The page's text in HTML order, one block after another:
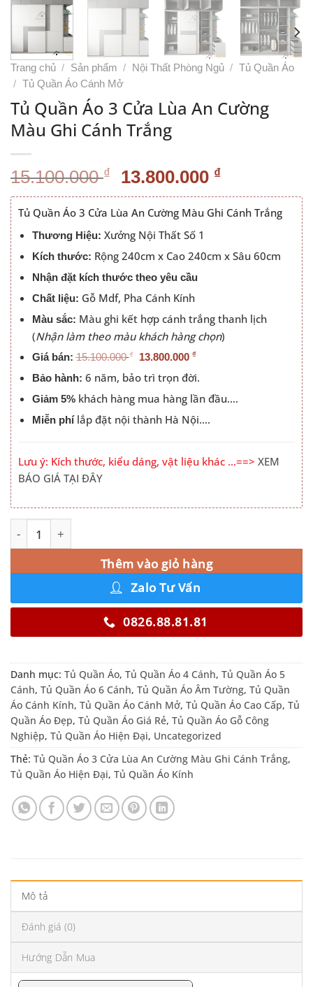
Trang chủ / Sản phẩm / Nội Thất Phòng Ngủ / Tủ Quần Áo
/ Tủ Quần Áo Cánh Mở
Tủ Quần Áo 3 Cửa Lùa An Cường
Màu Ghi Cánh Trắng
15.100.000₫ Giá
gốc
là:
15.100.000 ₫.
13.800.000 ₫Giá
hiện
tại
Tủ Quần Áo 3 Cửa Lùa An Cường Màu Ghi Cánh Trắng
Thương Hiệu: Xưởng Nội Thất Số 1
Kích thước: Rộng 240cm x Cao 240cm x Sâu 60cm
Nhận đặt kích thước theo yêu cầu
Chất liệu: Gỗ Mdf, Pha Cánh Kính
Màu sắc: Màu ghi kết hợp cánh trắng thanh lịch
(Nhận làm theo màu khách hàng chọn)
Giá bán:15.100.000 ₫ 13.800.000 ₫
Bảo hành: 6 năm, bảo trì trọn đời.
Giảm 5%khách hàng mua hàng lần đầu….
Miễn phílắp đặt nội thành Hà Nội….
Lưu ý: Kích thước, kiểu dáng, vật liệu khác …==> XEM
BÁO GIÁ TẠI ĐÂY
Tủ Quần Áo 3 Cửa Lùa An Cường Màu Ghi Cánh Trắng
Thêm vào giỏ hàng
Alternative:
Zalo Tư Vấn
0826.88.81.81
Danh mục: Tủ Quần Áo, Tủ Quần Áo 4 Cánh, Tủ Quần Áo 5
Cánh, Tủ Quần Áo 6 Cánh, Tủ Quần Áo Âm Tường, Tủ Quần
Áo Cánh Kính, Tủ Quần Áo Cánh Mở, Tủ Quần Áo Cao Cấp, Tủ
Quần Áo Đẹp, Tủ Quần Áo Giá Rẻ, Tủ Quần Áo Gỗ Công
Nghiệp, Tủ Quần Áo Hiện Đại, Uncategorized
Thẻ: Tủ Quần Áo 3 Cửa Lùa An Cường Màu Ghi Cánh Trắng,
Tủ Quần Áo Hiện Đại, Tủ Quần Áo Kính
Mô tả
Đánh giá (0)
Hướng Dẫn Mua